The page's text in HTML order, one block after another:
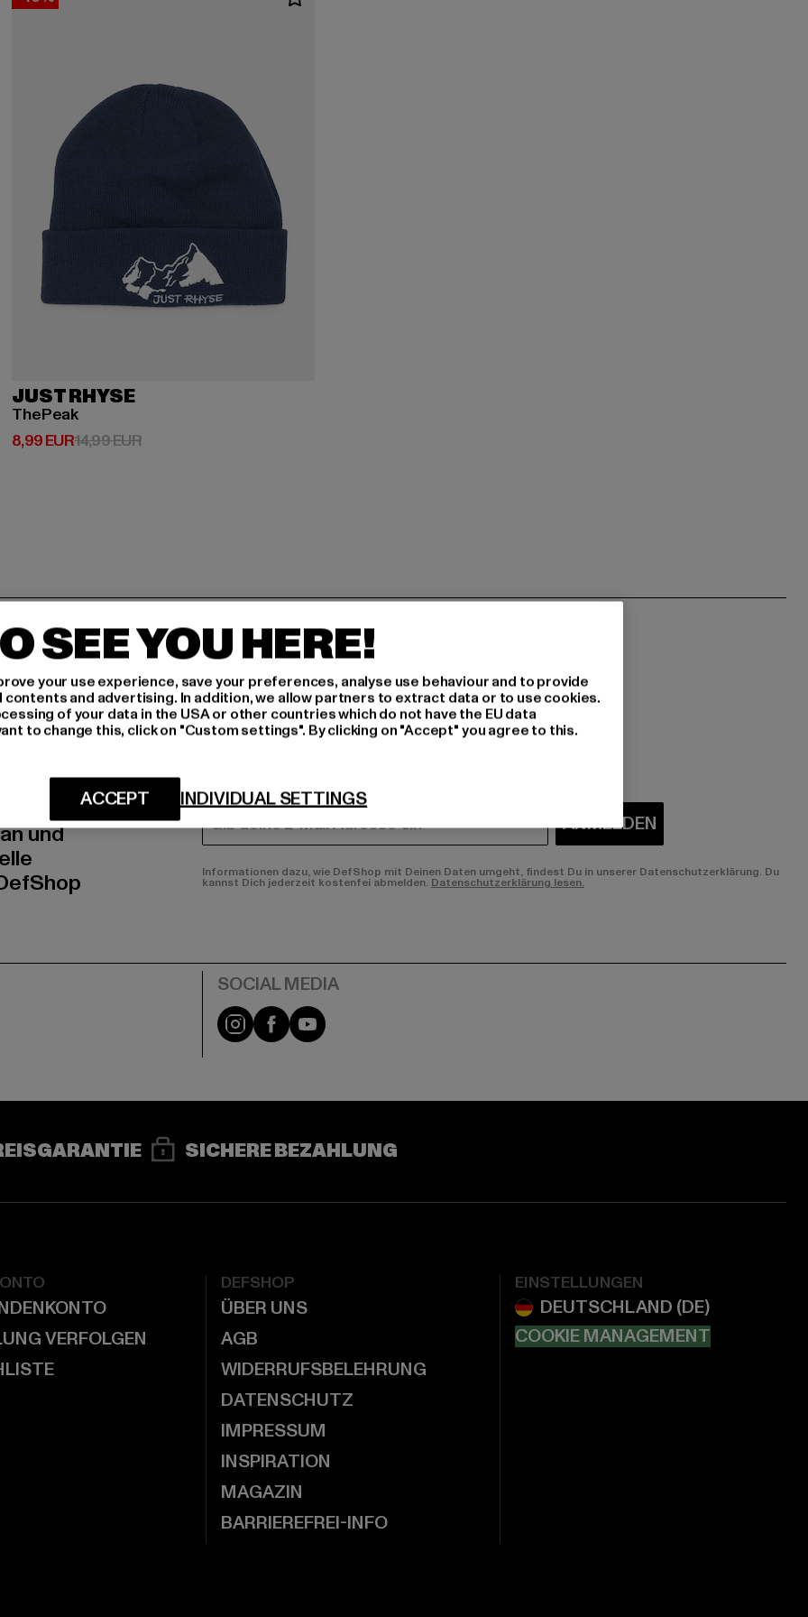
JUST RHYSE
ThePeak
8,99 EUR
Derzeitiger Preis: 8,99 EUR
14,99 EURAktionspreis: 14,99 EUR
AN,
und
An welchen Produkten bist du interessiert?
E-MAIL ANMELDEN
Informationen dazu, wie DefShop mit Deinen Daten umgeht, findest Du in unserer Datenschutzerklärung. Du
kannst Dich jederzeit kostenfei abmelden. Datenschutzerklärung lesen.
Instagram
FacebookYouTube
SICHERE BEZAHLUNG
VERFOLGEN
DEFSHOP
ÜBER UNS
AGB
WIDERRUFSBELEHRUNG
DATENSCHUTZ
IMPRESSUM
INSPIRATION
MAGAZIN
BARRIEREFREI-INFO
EINSTELLUNGEN
COOKIE MANAGEMENT
SEE YOU HERE!
your use experience, save your preferences, analyse use behaviour and to provide
and advertising. In addition, we allow partners to extract data or to use cookies.
of your data in the USA or other countries which do not have the EU data
to change this, click on "Custom settings". By clicking on "Accept" you agree to this.
INDIVIDUAL SETTINGS
ACCEPT